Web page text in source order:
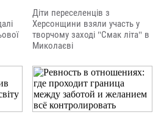
Діти переселенців з
Херсонщини взяли участь у
творчому заході "Смак літа" в
Миколаєві